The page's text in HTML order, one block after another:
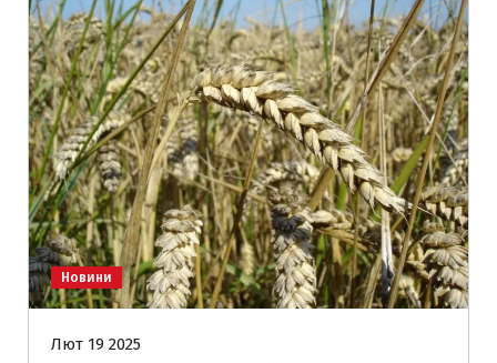
Новини
Лют 19 2025